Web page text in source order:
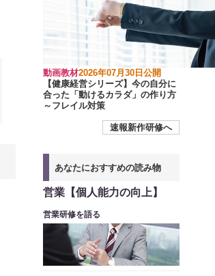
動画教材2026年07月30日公開
【健康経営シリーズ】今の自分に
合った「動けるカラダ」の作り方
～フレイル対策
速報新作研修へ
あなたにおすすめの読み物
営業【個人能力の向上】
営業研修を語る